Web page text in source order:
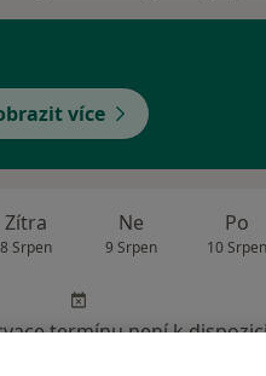
více
Zítra
8 Srpen
Ne
9 Srpen
Po
10 Srpen
termínu není k